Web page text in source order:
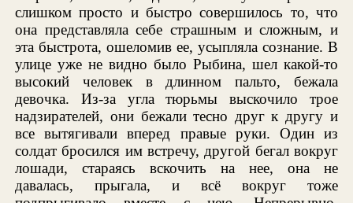
слишком просто и быстро совершилось то, что
она представляла себе страшным и сложным, и
эта быстрота, ошеломив ее, усыпляла сознание. В
улице уже не видно было Рыбина, шел какой-то
высокий человек в длинном пальто, бежала
девочка. Из-за угла тюрьмы выскочило трое
надзирателей, они бежали тесно друг к другу и
все вытягивали вперед правые руки. Один из
солдат бросился им встречу, другой бегал вокруг
лошади, стараясь вскочить на нее, она не
давалась, прыгала, и всё вокруг тоже